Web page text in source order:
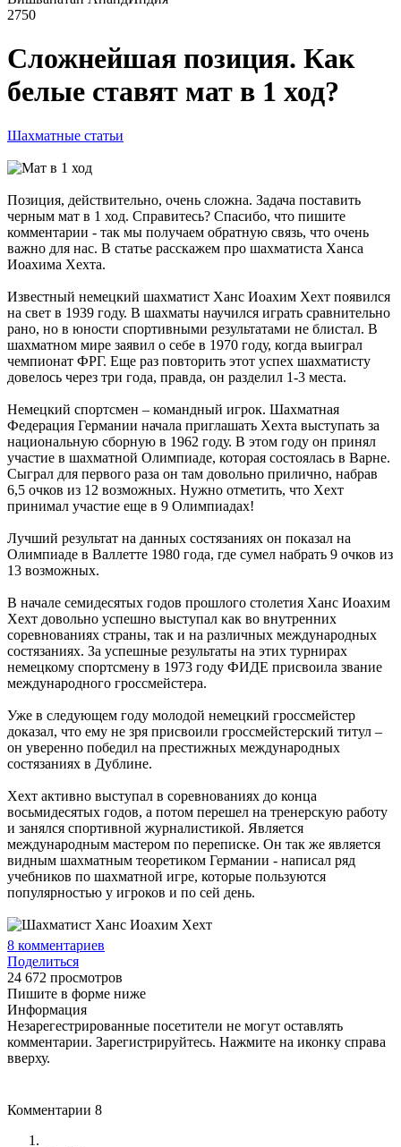
2750
Сложнейшая позиция. Как
белые ставят мат в 1 ход?
Шахматные статьи
Позиция, действительно, очень сложна. Задача поставить
черным мат в 1 ход. Справитесь? Спасибо, что пишите
комментарии - так мы получаем обратную связь, что очень
важно для нас. В статье расскажем про шахматиста Ханса
Иоахима Хехта.
Известный немецкий шахматист Ханс Иоахим Хехт появился
на свет в 1939 году. В шахматы научился играть сравнительно
рано, но в юности спортивными результатами не блистал. В
шахматном мире заявил о себе в 1970 году, когда выиграл
чемпионат ФРГ. Еще раз повторить этот успех шахматисту
довелось через три года, правда, он разделил 1-3 места.
Немецкий спортсмен – командный игрок. Шахматная
Федерация Германии начала приглашать Хехта выступать за
национальную сборную в 1962 году. В этом году он принял
участие в шахматной Олимпиаде, которая состоялась в Варне.
Сыграл для первого раза он там довольно прилично, набрав
6,5 очков из 12 возможных. Нужно отметить, что Хехт
принимал участие еще в 9 Олимпиадах!
Лучший результат на данных состязаниях он показал на
Олимпиаде в Валлетте 1980 года, где сумел набрать 9 очков из
13 возможных.
В начале семидесятых годов прошлого столетия Ханс Иоахим
Хехт довольно успешно выступал как во внутренних
соревнованиях страны, так и на различных международных
состязаниях. За успешные результаты на этих турнирах
немецкому спортсмену в 1973 году ФИДЕ присвоила звание
международного гроссмейстера.
Уже в следующем году молодой немецкий гроссмейстер
доказал, что ему не зря присвоили гроссмейстерский титул –
он уверенно победил на престижных международных
состязаниях в Дублине.
Хехт активно выступал в соревнованиях до конца
восьмидесятых годов, а потом перешел на тренерскую работу
и занялся спортивной журналистикой. Является
международным мастером по переписке. Он так же является
видным шахматным теоретиком Германии - написал ряд
учебников по шахматной игре, которые пользуются
популярностью у игроков и по сей день.
8 комментариев
Поделиться
24 672 просмотров
Пишите в форме ниже
Информация
Незарегестрированные посетители не могут оставлять
комментарии. Зарегистрируйтесь. Нажмите на иконку справа
вверху.
Комментарии 8